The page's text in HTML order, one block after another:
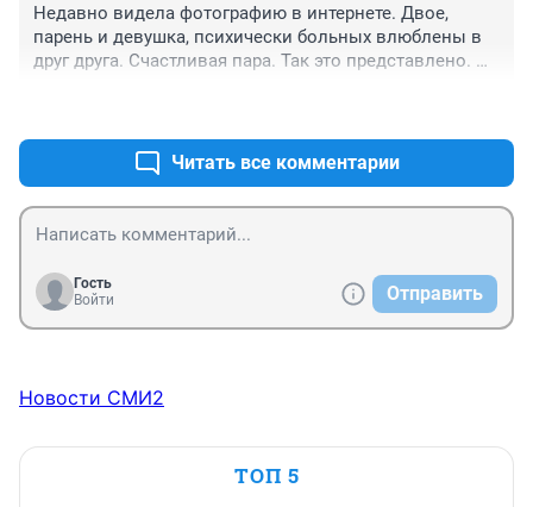
какое нибудь... просто рукой махнут и не лечат, и так
мол проживет... психиатров во все школы внедрить
надо, пусть в зародыше болезнь выявляют...
Недавно видела фотографию в интернете. Двое,
парень и девушка, психически больных влюблены в
друг друга. Счастливая пара. Так это представлено.
Читать все комментарии
Гость
Войти
Отправить
Новости СМИ2
ТОП 5